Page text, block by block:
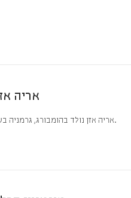
אריה אזן (איזמן),-
אריה אזן נולד בהומבורג, גרמניה בשנת 1934. באותה שנה עלה עם משפחתו לארץ ישראל. הוא גדל בתל אביב.